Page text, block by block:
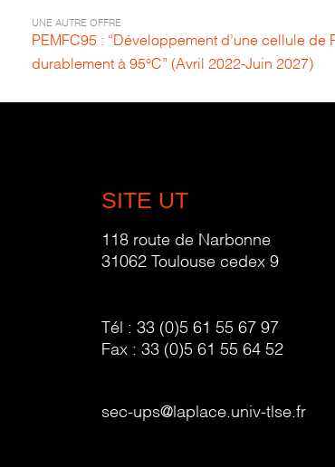
UNE AUTRE OFFRE
PEMFC95 : “Développement d’une cellule
durablement à 95°C” (Avril 2022-Juin 2027)
SITE UT
118 route de Narbonne
31062 Toulouse cedex 9
Tél : 33 (0)5 61 55 67 97
Fax : 33 (0)5 61 55 64 52
sec-ups@laplace.univ-tlse.fr